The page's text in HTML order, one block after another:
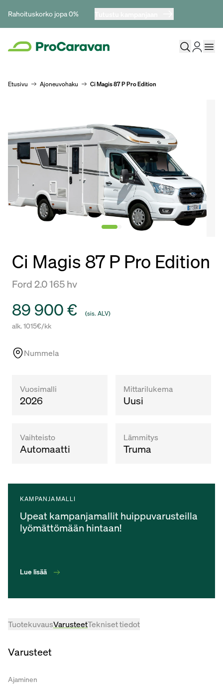
Rahoituskorko jopa 0%
Etusivu Ajoneuvohaku Ci Magis 87 P Pro Edition
Ci Magis 87 P Pro Edition
Ford 2.0 165 hv
Hinta
89 900 € (sis. ALV)
alk. 1015€/kk
Nummela
Vuosimalli
2026
Mittarilukema
Uusi
Vaihteisto
Automaatti
Lämmitys
Truma
KAMPANJAMALLI
Upeat kampanjamallit huippuvarusteilla
lyömättömään hintaan!
Lue lisää
TuotekuvausVarusteetTekniset tiedot
Varusteet
Ajaminen